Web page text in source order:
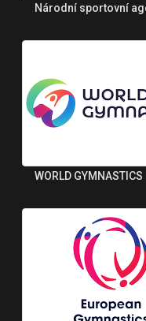
Národní sportovní
WORLD GYMNASTICS